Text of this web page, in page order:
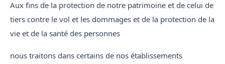
Aux fins de la protection de notre patrimoine et de celui de
tiers contre le vol et les dommages et de la protection de la
vie et de la santé des personnes
nous traitons dans certains de nos établissements